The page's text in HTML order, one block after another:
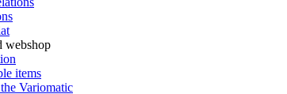
webshop
items
Variomatic